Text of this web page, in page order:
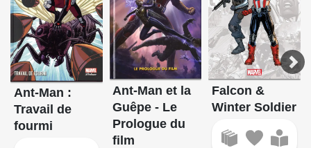
Ant-Man :
Travail de
fourmi
Ant-Man et la
Guêpe - Le
Prologue du
film
Falcon &
Winter Soldier